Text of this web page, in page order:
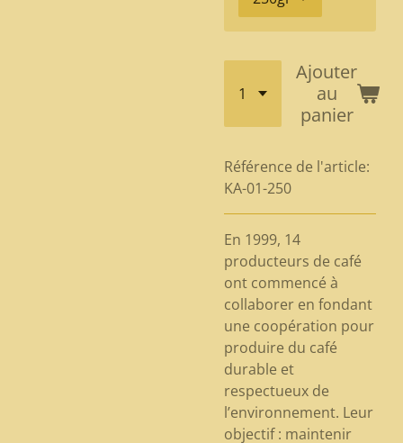
Ajouter
au
panier
Référence de l'article:
KA-01-250
En 1999, 14
producteurs de café
ont commencé à
collaborer en fondant
une coopération pour
produire du café
durable et
respectueux de
l’environnement. Leur
objectif : maintenir